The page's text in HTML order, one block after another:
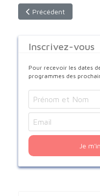
Article précédent :
Précédent
Inscrivez-vous
Pour recevoir les dates
programmes des
Je